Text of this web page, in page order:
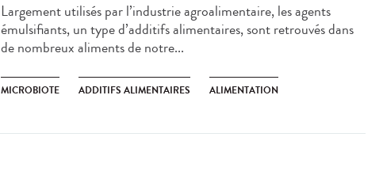
Largement utilisés par l’industrie agroalimentaire, les agents
émulsifiants, un type d’additifs alimentaires, sont retrouvés dans
de nombreux aliments de notre...
MICROBIOTE ADDITIFS ALIMENTAIRES ALIMENTATION